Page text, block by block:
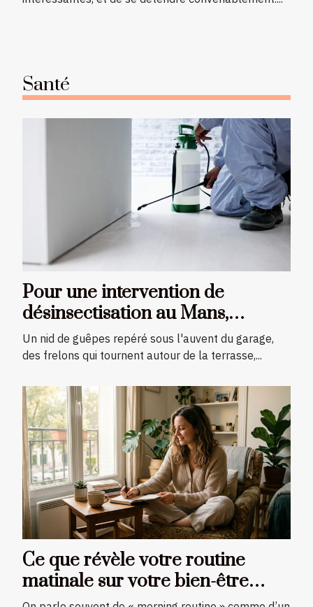
Santé
Pour une intervention de
désinsectisation au Mans,
contactez Allô Guêpes 72 !
Un nid de guêpes repéré sous l'auvent du garage,
des frelons qui tournent autour de la terrasse,...
Ce que révèle votre routine
matinale sur votre bien-être